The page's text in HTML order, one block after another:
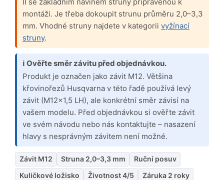
montáži. Je třeba dokoupit strunu průměru 2,0–3,3
mm. Vhodné struny najdete v kategorii vyžínací
struny.
ℹ Ověřte směr závitu před objednávkou.
Produkt je označen jako závit M12. Většina
křovinořezů Husqvarna v této řadě používá levý
závit (M12×1,5 LH), ale konkrétní směr závisí na
vašem modelu. Před objednávkou si ověřte závit
ve svém návodu nebo nás kontaktujte – nasazení
hlavy s nesprávným závitem není možné.
Závit M12 Struna 2,0–3,3 mm
Ruční posuv
Kuličkové ložisko
Životnost 4/5
Záruka 2 roky